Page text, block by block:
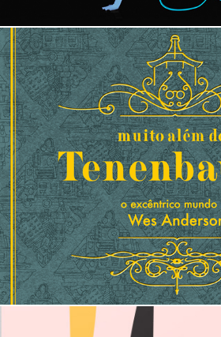
muito além dos tenenbaums